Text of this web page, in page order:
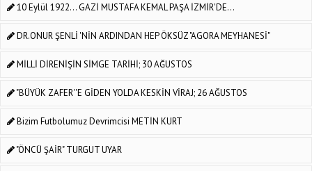
10 Eylül 1922... GAZİ MUSTAFA KEMAL PAŞA İZMİR'DE...
DR.ONUR ŞENLİ 'NİN ARDINDAN HEP ÖKSÜZ "AGORA MEYHANESİ"
MİLLİ DİRENİŞİN SİMGE TARİHİ; 30 AĞUSTOS
"BÜYÜK ZAFER''E GİDEN YOLDA KESKİN VİRAJ; 26 AĞUSTOS
Bizim Futbolumuz Devrimcisi METİN KURT
"ÖNCÜ ŞAİR" TURGUT UYAR